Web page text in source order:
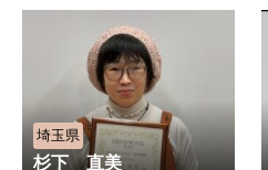
埼玉県
杉下 直美